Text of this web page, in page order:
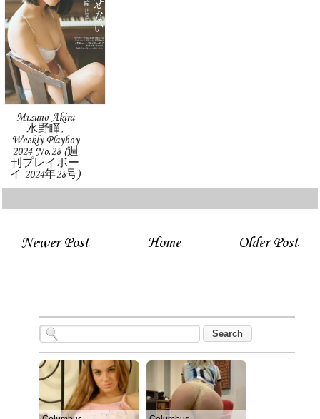
Mizuno Akira
水野瞳,
Weekly Playboy
2024 No.28 (週
刊プレイボー
イ 2024年28号)
Newer Post Older Post
Home